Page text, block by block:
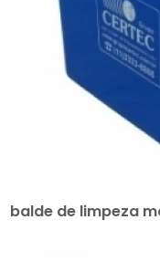
balde de limpeza